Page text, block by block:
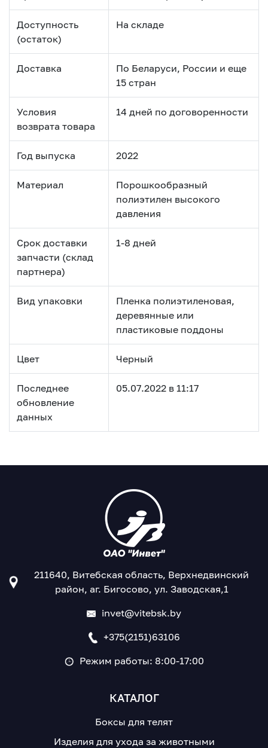
Доступность
(остаток)
На складе
Доставка
По Беларуси, России и еще
15 стран
Условия
возврата товара
14 дней по договоренности
Год выпуска 2022
Материал
Порошкообразный
полиэтилен высокого
давления
Срок доставки
запчасти (склад
партнера)
1-8 дней
Вид упаковки
Пленка полиэтиленовая,
деревянные или
пластиковые поддоны
Цвет Черный
Последнее
обновление
данных
05.07.2022 в 11:17
211640, Витебская область, Верхнедвинский
район, аг. Бигосово, ул. Заводская,1
invet@vitebsk.by
+375(2151)63106
Режим работы: 8:00-17:00
КАТАЛОГ
Боксы для телят
Изделия для ухода за животными